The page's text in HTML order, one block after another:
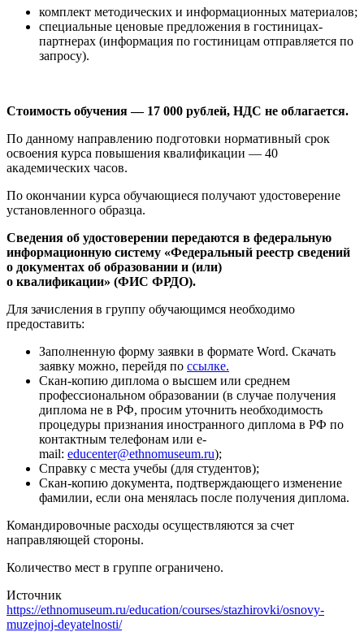
комплект методических и информационных материалов;
специальные ценовые предложения в гостиницах-
партнерах (информация по гостиницам отправляется по
запросу).
Стоимость обучения — 17 000 рублей, НДС не облагается.
По данному направлению подготовки нормативный срок
освоения курса повышения квалификации — 40
академических часов.
По окончании курса обучающиеся получают удостоверение
установленного образца.
Сведения об удостоверении передаются в федеральную
информационную систему «Федеральный реестр сведений
о документах об образовании и (или)
о квалификации» (ФИС ФРДО).
Для зачисления в группу обучающимся необходимо
предоставить:
Заполненную форму заявки в формате Word. Скачать
заявку можно, перейдя по ссылке.
Скан-копию диплома о высшем или среднем
профессиональном образовании (в случае получения
диплома не в РФ, просим уточнить необходимость
процедуры признания иностранного диплома в РФ по
контактным телефонам или e-
mail: educenter@ethnomuseum.ru);
Справку с места учебы (для студентов);
Скан-копию документа, подтверждающего изменение
фамилии, если она менялась после получения диплома.
Командировочные расходы осуществляются за счет
направляющей стороны.
Количество мест в группе ограничено.
Источник
https://ethnomuseum.ru/education/courses/stazhirovki/osnovy-
muzejnoj-deyatelnosti/